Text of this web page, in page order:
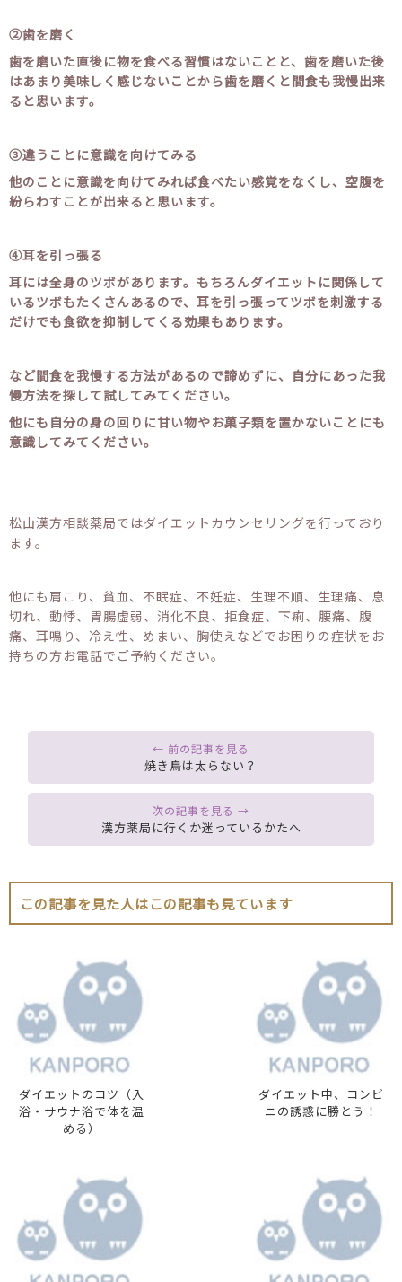
②歯を磨く
歯を磨いた直後に物を食べる習慣はないことと、歯を磨いた後
はあまり美味しく感じないことから歯を磨くと間食も我慢出来
ると思います。
③違うことに意識を向けてみる
他のことに意識を向けてみれば食べたい感覚をなくし、空腹を
紛らわすことが出来ると思います。
④耳を引っ張る
耳には全身のツボがあります。もちろんダイエットに関係して
いるツボもたくさんあるので、耳を引っ張ってツボを刺激する
だけでも食欲を抑制してくる効果もあります。
など間食を我慢する方法があるので諦めずに、自分にあった我
慢方法を探して試してみてください。
他にも自分の身の回りに甘い物やお菓子類を置かないことにも
意識してみてください。
松山漢方相談薬局ではダイエットカウンセリングを行っており
ます。
他にも肩こり、貧血、不眠症、不妊症、生理不順、生理痛、息
切れ、動悸、胃腸虚弱、消化不良、拒食症、下痢、腰痛、腹
痛、耳鳴り、冷え性、めまい、胸使えなどでお困りの症状をお
持ちの方お電話でご予約ください。
焼き鳥は太らない？
漢方薬局に行くか迷っているかたへ
この記事を見た人はこの記事も見ています
ダイエットのコツ（入
浴・サウナ浴で体を温
める）
ダイエット中、コンビ
ニの誘惑に勝とう！